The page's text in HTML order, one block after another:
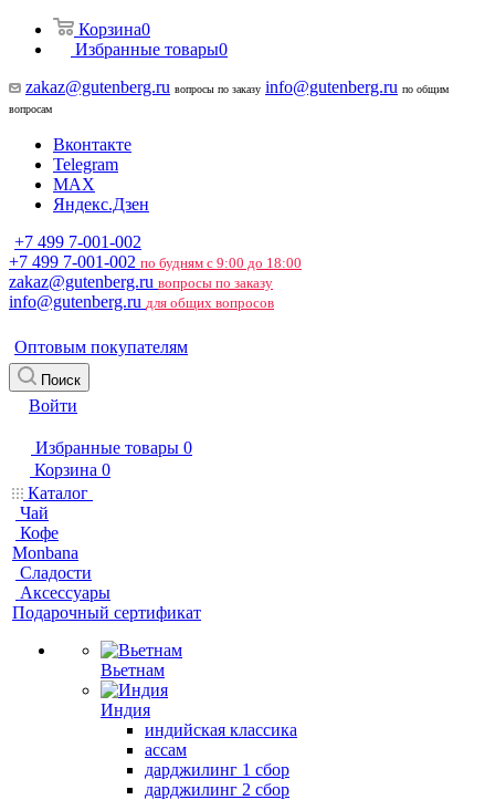
Корзина0
Избранные товары0
zakaz@gutenberg.ru вопросы по заказу info@gutenberg.ru по общим
вопросам
Вконтакте
Telegram
MAX
Яндекс.Дзен
+7 499 7-001-002
+7 499 7-001-002 по будням с 9:00 до 18:00
zakaz@gutenberg.ru вопросы по заказу
info@gutenberg.ru для общих вопросов
Оптовым покупателям
Поиск
Войти
Избранные товары 0
Корзина 0
Каталог
Чай
Кофе
Monbana
Сладости
Аксессуары
Подарочный сертификат
Вьетнам
Индия
индийская классика
ассам
дарджилинг 1 сбор
дарджилинг 2 сбор